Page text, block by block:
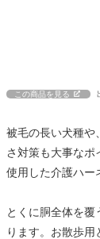
この商品を見る
被毛の長い犬種や
さ対策も大事なポ
使用した介護ハー
とくに胴全体を
ります。お散歩